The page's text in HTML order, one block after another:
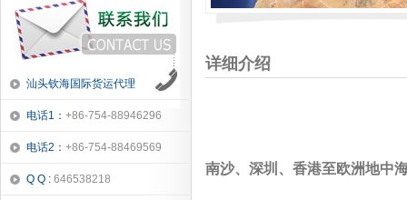
汕头钦海国际货运代理
电话1： +86-754-88946296
电话2： +86-754-88469569
Q Q : 646538218
详细介绍
南沙、深圳、香港至欧洲地中